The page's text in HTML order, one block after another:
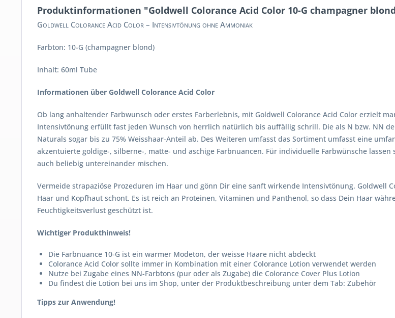
Produktinformationen "Goldwell Colorance Acid Color 10-G champagner
Goldwell Colorance Acid Color – Intensivtönung ohne Ammoniak
Farbton: 10-G (champagner blond)
Inhalt: 60ml Tube
Informationen über Goldwell Colorance Acid Color
Ob lang anhaltender Farbwunsch oder erstes Farberlebnis, mit Goldwell Colorance Acid Color erzielt
Intensivtönung erfüllt fast jeden Wunsch von herrlich natürlich bis auffällig schrill. Die als N bzw. NN
Naturals sogar bis zu 75% Weisshaar-Anteil ab. Des Weiteren umfasst das Sortiment umfasst eine
akzentuierte goldige-, silberne-, matte- und aschige Farbnuancen. Für individuelle Farbwünsche
auch beliebig untereinander mischen.
Vermeide strapaziöse Prozeduren im Haar und gönn Dir eine sanft wirkende Intensivtönung. Goldwell
Haar und Kopfhaut schont. Es ist reich an Proteinen, Vitaminen und Panthenol, so dass Dein Haar
Feuchtigkeitsverlust geschützt ist.
Wichtiger Produkthinweis!
Die Farbnuance 10-G ist ein warmer Modeton, der weisse Haare nicht abdeckt
Colorance Acid Color sollte immer in Kombination mit einer Colorance Lotion verwendet werden
Nutze bei Zugabe eines NN-Farbtons (pur oder als Zugabe) die Colorance Cover Plus Lotion
Du findest die Lotion bei uns im Shop, unter der Produktbeschreibung unter dem Tab: Zubehör
Tipps zur Anwendung!